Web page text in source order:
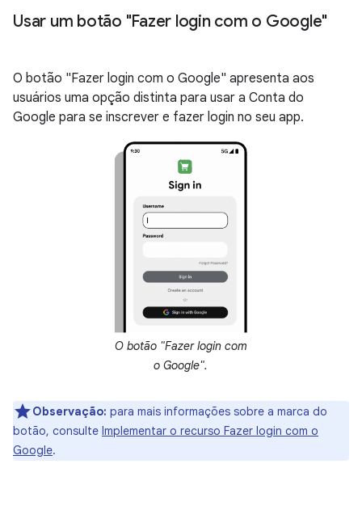
Usar um botão "Fazer login com o Google"
O botão "Fazer login com o Google" apresenta aos
usuários uma opção distinta para usar a Conta do
Google para se inscrever e fazer login no seu app.
O botão "Fazer login com
o Google".
Observação: para mais informações sobre a marca do
botão, consulte Implementar o recurso Fazer login com o
Google.